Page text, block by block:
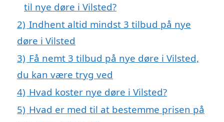
til nye døre i Vilsted?
2) Indhent altid mindst 3 tilbud på nye
døre i Vilsted
3) Få nemt 3 tilbud på nye døre i Vilsted,
du kan være tryg ved
4) Hvad koster nye døre i Vilsted?
5) Hvad er med til at bestemme prisen på